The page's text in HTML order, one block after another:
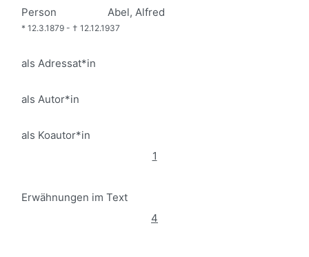
Person Abel, Alfred
* 12.3.1879 - † 12.12.1937
als Adressat*in
als Autor*in
als Koautor*in
1
Erwähnungen im Text
4